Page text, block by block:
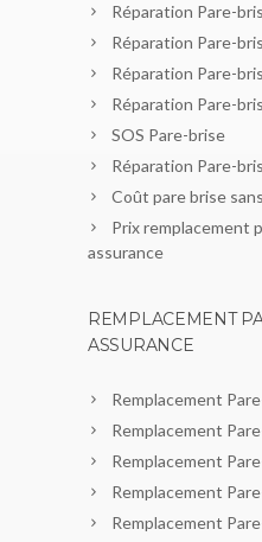
Réparation Pare-
Réparation Pare-
Réparation Pare-
Réparation Pare-
SOS Pare-brise
Réparation Pare-
Coût pare brise
Prix remplacement
assurance
REMPLACEMENT
ASSURANCE
Remplacement
Remplacement
Remplacement
Remplacement
Remplacement